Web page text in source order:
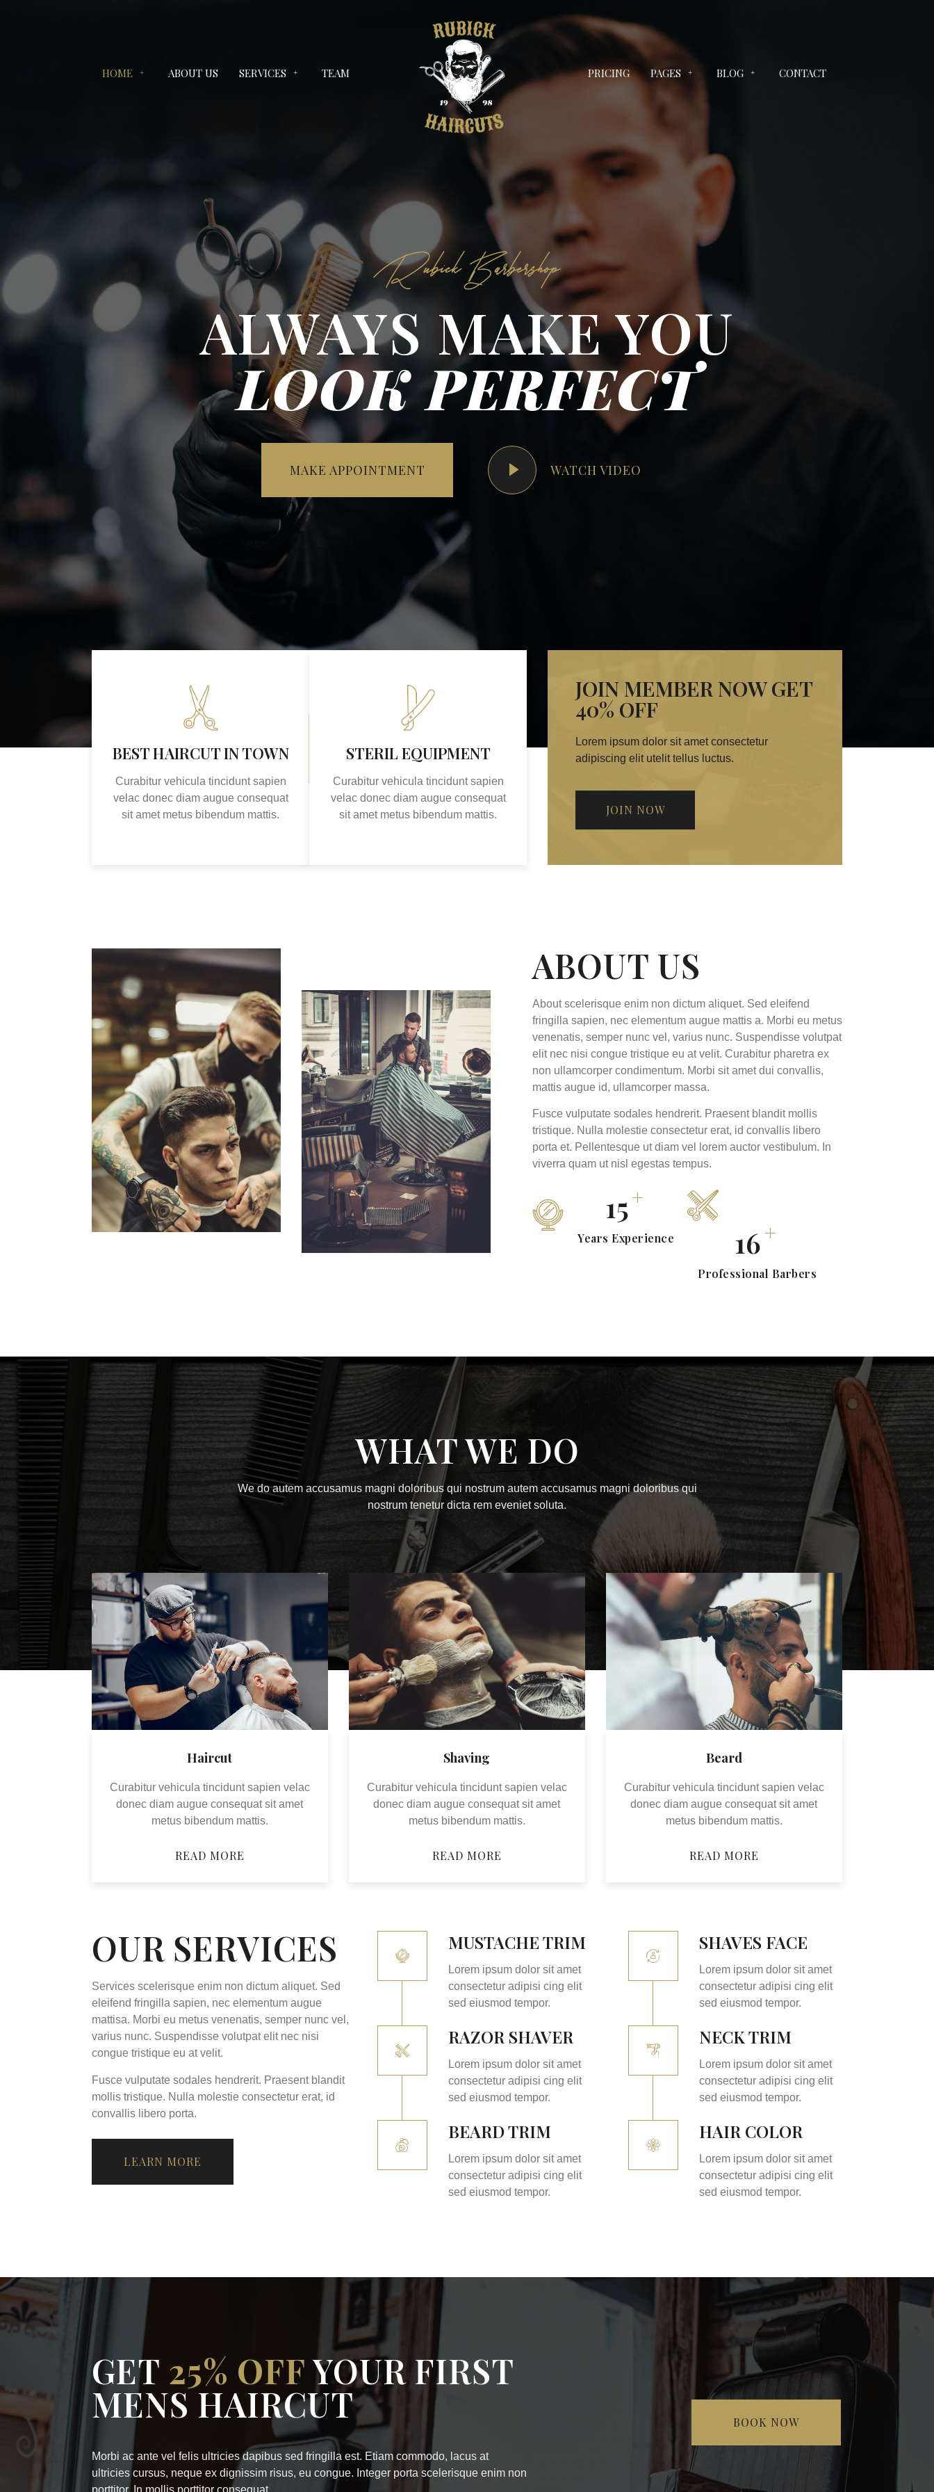
HOME ABOUT US SERVICES TEAM PRICING PAGES BLOG CONTACT
ALWAYS MAKE YOU
LOOK PERFECT
MAKE APPOINTMENT WATCH VIDEO
BEST HAIRCUT IN TOWN
Curabitur vehicula tincidunt sapien
velac donec diam augue consequat
sit amet metus bibendum mattis.
STERIL EQUIPMENT
Curabitur vehicula tincidunt sapien
velac donec diam augue consequat
sit amet metus bibendum mattis.
JOIN MEMBER NOW GET
40% OFF
Lorem ipsum dolor sit amet consectetur
adipiscing elit utelit tellus luctus.
JOIN NOW
ABOUT US
About scelerisque enim non dictum aliquet. Sed eleifend
fringilla sapien, nec elementum augue mattis a. Morbi eu metus
venenatis, semper nunc vel, varius nunc. Suspendisse volutpat
elit nec nisi congue tristique eu at velit. Curabitur pharetra ex
non ullamcorper condimentum. Morbi sit amet dui convallis,
mattis augue id, ullamcorper massa.
Fusce vulputate sodales hendrerit. Praesent blandit mollis
tristique. Nulla molestie consectetur erat, id convallis libero
porta et. Pellentesque ut diam vel lorem auctor vestibulum. In
viverra quam ut nisl egestas tempus.
22 +
Years Experience 24 +
Professional Barbers
WHAT WE DO
We do autem accusamus magni doloribus qui nostrum autem accusamus magni doloribus qui
nostrum tenetur dicta rem eveniet soluta.
Haircut
Curabitur vehicula tincidunt sapien velac
donec diam augue consequat sit amet
metus bibendum mattis.
READ MORE
Shaving
Curabitur vehicula tincidunt sapien velac
donec diam augue consequat sit amet
metus bibendum mattis.
READ MORE
Beard
Curabitur vehicula tincidunt sapien velac
donec diam augue consequat sit amet
metus bibendum mattis.
READ MORE
OUR SERVICES
Services scelerisque enim non dictum aliquet. Sed
eleifend fringilla sapien, nec elementum augue
mattisa. Morbi eu metus venenatis, semper nunc vel,
varius nunc. Suspendisse volutpat elit nec nisi
congue tristique eu at velit.
Fusce vulputate sodales hendrerit. Praesent blandit
mollis tristique. Nulla molestie consectetur erat, id
convallis libero porta.
LEARN MORE
MUSTACHE TRIM
Lorem ipsum dolor sit amet
consectetur adipisi cing elit
sed eiusmod tempor.
RAZOR SHAVER
Lorem ipsum dolor sit amet
consectetur adipisi cing elit
sed eiusmod tempor.
BEARD TRIM
Lorem ipsum dolor sit amet
consectetur adipisi cing elit
sed eiusmod tempor.
SHAVES FACE
Lorem ipsum dolor sit amet
consectetur adipisi cing elit
sed eiusmod tempor.
NECK TRIM
Lorem ipsum dolor sit amet
consectetur adipisi cing elit
sed eiusmod tempor.
HAIR COLOR
Lorem ipsum dolor sit amet
consectetur adipisi cing elit
sed eiusmod tempor.
GET 25% OFFYOUR FIRST
MENS HAIRCUT
Morbi ac ante vel felis ultricies dapibus sed fringilla est. Etiam commodo, lacus at
ultricies cursus, neque ex dignissim risus, eu congue. Integer porta scelerisque enim non
BOOK NOW